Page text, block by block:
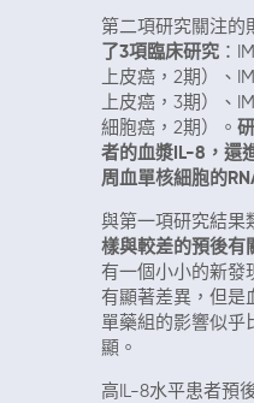
第二項研究關注的
了3項臨床研究 ：
上皮癌，2期）、
上皮癌，3期）、
細胞癌，2期）。
者的血漿IL-8，還
周血單核細胞的
與第一項研究結果
樣與較差的預後有
有一個小小的新發
有顯著差異，但是
單藥組的影響似乎
顯。
高IL-8水平患者預